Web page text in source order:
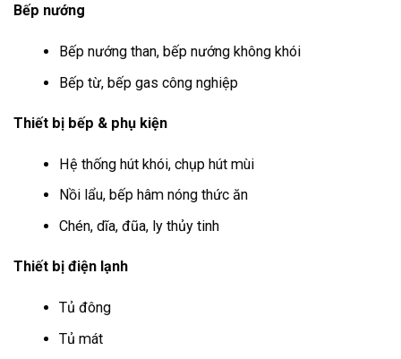
Bếp nướng
Bếp nướng than, bếp nướng không khói
Bếp từ, bếp gas công nghiệp
Thiết bị bếp & phụ kiện
Hệ thống hút khói, chụp hút mùi
Nồi lẩu, bếp hâm nóng thức ăn
Chén, dĩa, đũa, ly thủy tinh
Thiết bị điện lạnh
Tủ đông
Tủ mát